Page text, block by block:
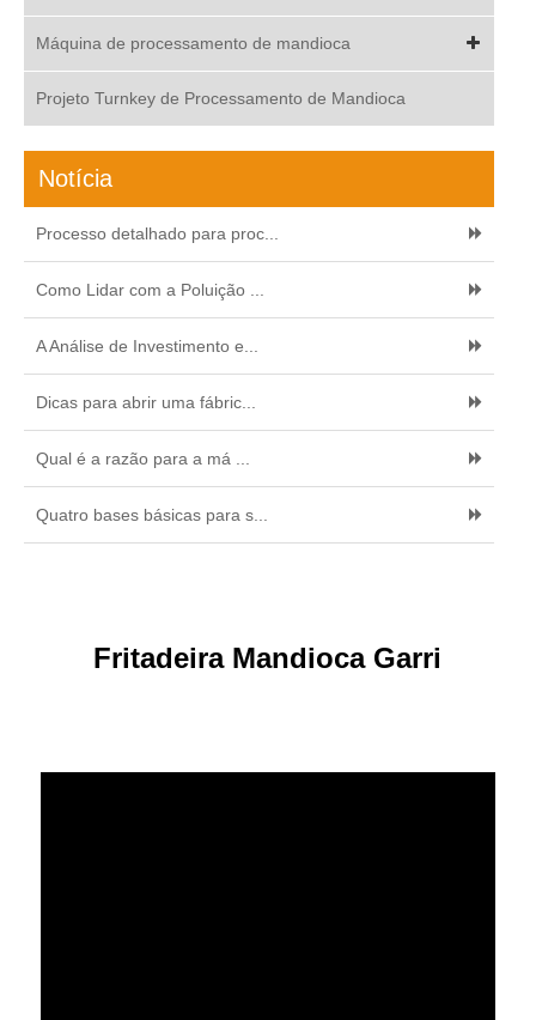
Máquina de processamento de mandioca
Projeto Turnkey de Processamento de Mandioca
Notícia
Processo detalhado para proc...
Como Lidar com a Poluição ...
A Análise de Investimento e...
Dicas para abrir uma fábric...
Qual é a razão para a má ...
Quatro bases básicas para s...
Fritadeira Mandioca Garri